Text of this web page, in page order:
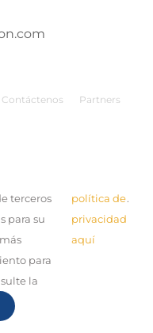
Contáctenos Partners
Privacidad
terceros
para su
para
la
política de
privacidad
aquí
.